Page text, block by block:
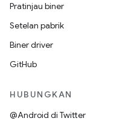
Pratinjau biner
Setelan pabrik
Biner driver
GitHub
HUBUNGKAN
@Android di Twitter